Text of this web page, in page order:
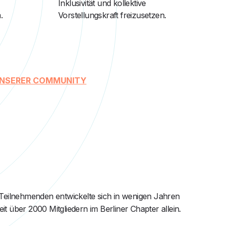
Inklusivität und kollektive
Vorstellungskraft freizusetzen.
COMMUNITY
entwickelte sich in wenigen Jahren
über 2000 Mitgliedern im Berliner Chapter allein.